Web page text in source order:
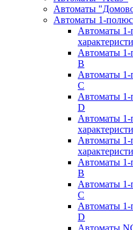
Автоматы
Автоматы 1-
Автоматы
Автоматы 1-
B
Автоматы 1-
C
Автоматы 1-
D
Автоматы
Автоматы
Автоматы 1-
B
Автоматы 1-
C
Автоматы 1-
D
Автоматы